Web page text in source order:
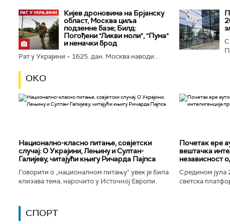
Кијев дроновима на Брјанску
област, Москва циља
подземне базе; Билд:
Погођени "Ликви моли", "Пума"
и немачки брод
Рат у Украјини – 1625. дан. Москва наводи...
ОКО
Национално-класнo питање, совјетски
случај: О Украјини, Лењину и Султан-
Галијеву, читајући књигу Ричарда Пајпса
Говорити о „националном питању“ увек је била
клизава тема, нарочито у Источној Европи.
Почетак ере
вештачка
независност
Средином јула
светска
СПОРТ